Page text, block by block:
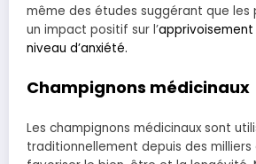
même des études suggérant que les
un impact positif sur l’
niveau d’anxiété.
Champignons médicinaux
Les champignons médicinaux sont
traditionnellement depuis des milliers